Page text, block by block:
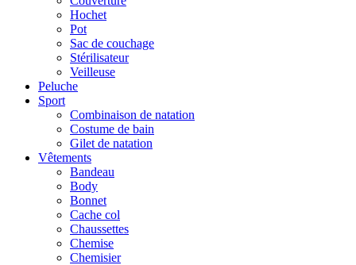
Hochet
Pot
Sac de couchage
Stérilisateur
Veilleuse
Peluche
Sport
Combinaison de natation
Costume de bain
Gilet de natation
Vêtements
Bandeau
Body
Bonnet
Cache col
Chaussettes
Chemise
Chemisier